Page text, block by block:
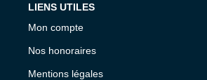
LIENS UTILES
Mon compte
Nos honoraires
Mentions légales